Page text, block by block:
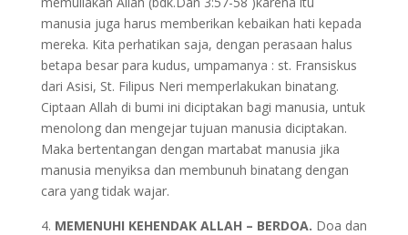
manusia juga harus memberikan kebaikan hati kepada
mereka. Kita perhatikan saja, dengan perasaan halus
betapa besar para kudus, umpamanya : st. Fransiskus
dari Asisi, St. Filipus Neri memperlakukan binatang.
Ciptaan Allah di bumi ini diciptakan bagi manusia, untuk
menolong dan mengejar tujuan manusia diciptakan.
Maka bertentangan dengan martabat manusia jika
manusia menyiksa dan membunuh binatang dengan
cara yang tidak wajar.
MEMENUHI KEHENDAK ALLAH – BERDOA. Doa dan